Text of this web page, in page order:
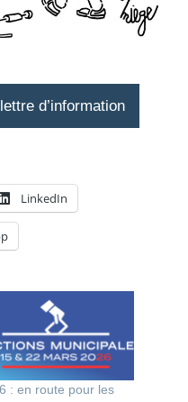
d’information
LinkedIn
: en route pour les